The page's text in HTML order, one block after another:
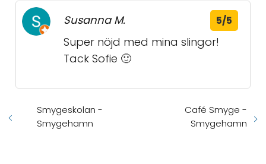
Susanna M. 5/5
Super nöjd med mina slingor!
Tack Sofie 🙂
Smygeskolan -
Smygehamn
Café Smyge -
Smygehamn